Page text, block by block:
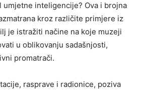
inteligencije? Ova i brojna
kroz različite primjere iz
je istražiti načine na koje muzeji
u oblikovanju sadašnjosti,
promatrači.
rasprave i radionice, poziva